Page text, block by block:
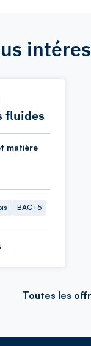
fluides
matière
BAC+5
Toutes les